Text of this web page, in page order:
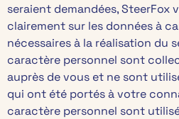
seraient demandées, SteerFox
clairement sur les données à
nécessaires à la réalisation du
caractère personnel sont
auprès de vous et ne sont
qui ont été portés à votre
caractère personnel sont